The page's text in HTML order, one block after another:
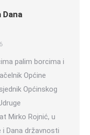
palim borcima i
Općine
Općinskog
Mirko Rojnić, u
Dana državnosti